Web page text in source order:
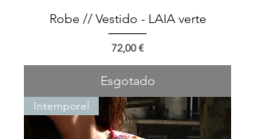
Robe // Vestido - LAIA verte
Preço
72,00 €
Esgotado
Intemporel